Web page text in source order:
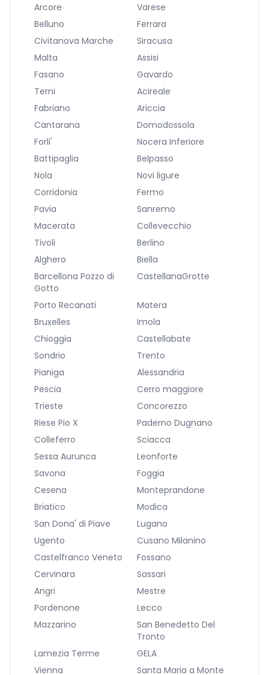
Arcore
Varese
Belluno
Ferrara
Civitanova Marche
Siracusa
Malta
Assisi
Fasano
Gavardo
Terni
Acireale
Fabriano
Ariccia
Cantarana
Domodossola
Forli'
Nocera Inferiore
Battipaglia
Belpasso
Nola
Novi ligure
Corridonia
Fermo
Pavia
Sanremo
Macerata
Collevecchio
Tivoli
Berlino
Alghero
Biella
Barcellona Pozzo di
Gotto
CastellanaGrotte
Porto Recanati
Matera
Bruxelles
Imola
Chioggia
Castellabate
Sondrio
Trento
Pianiga
Alessandria
Pescia
Cerro maggiore
Trieste
Concorezzo
Riese Pio X
Paderno Dugnano
Colleferro
Sciacca
Sessa Aurunca
Leonforte
Savona
Foggia
Cesena
Monteprandone
Briatico
Modica
San Dona' di Piave
Lugano
Ugento
Cusano Milanino
Castelfranco Veneto
Fossano
Cervinara
Sassari
Angri
Mestre
Pordenone
Lecco
Mazzarino
San Benedetto Del
Tronto
Lamezia Terme
GELA
Vienna
Santa Maria a Monte